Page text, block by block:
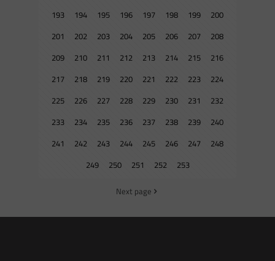
193
194 195 196 197 198 199
200
201
202 203 204 205 206 207
208
209
210 211 212 213 214 215
216
217
218 219 220 221 222 223
224
225
226 227 228 229 230 231
232
233
234 235 236 237 238 239
240
241
242 243 244 245 246 247
248
249
250 251 252 253
Next page